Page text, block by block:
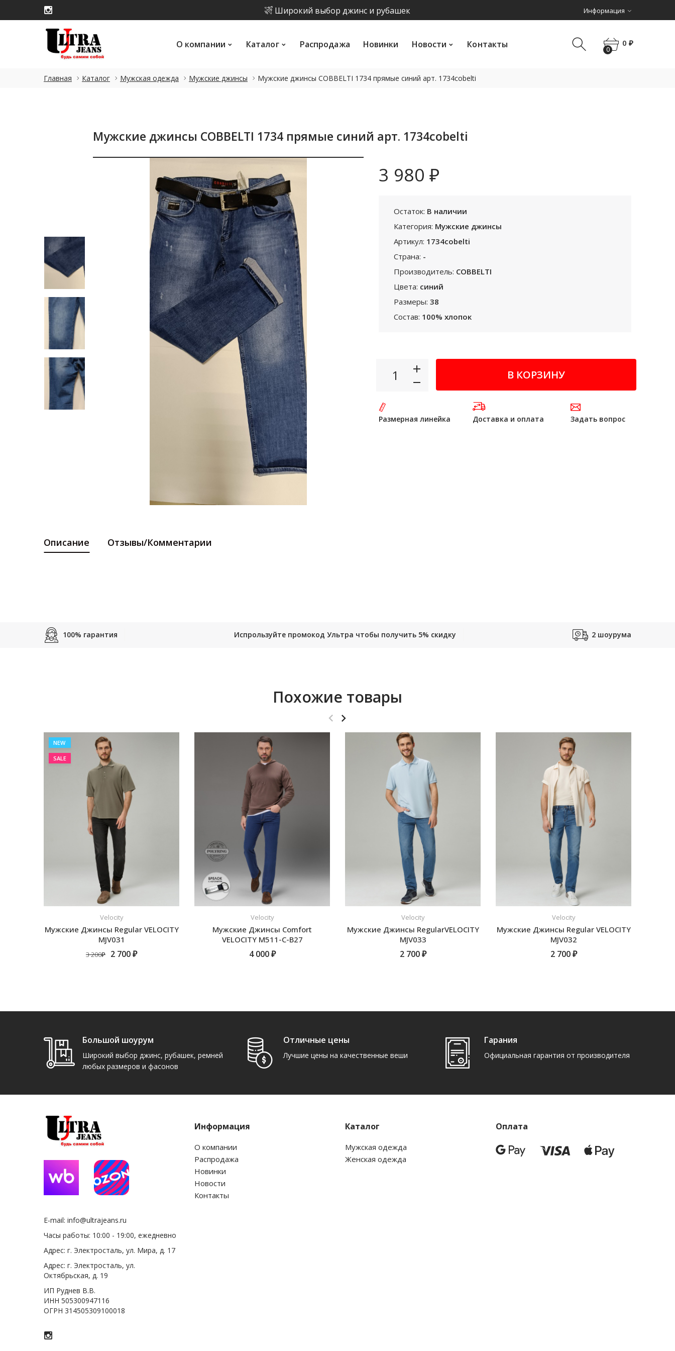
О компании Каталог Распродажа Новинки Новости Контакты
Широкий выбор джинс и рубашек
Скидка на летнюю коллекцию до 15%
Широкий выбор джинс и рубашек
Информация
О компании Каталог Распродажа Новинки Новости Контакты 0
0 ₽
Главная Каталог Мужская одежда Мужские джинсы Мужские джинсы COBBELTI 1734 прямые синий арт. 1734cobelti
Мужские джинсы COBBELTI 1734 прямые синий арт. 1734cobelti
3 980 ₽
Остаток: В наличии
Категория: Мужские джинсы
Артикул: 1734cobelti
Страна: -
Производитель: COBBELTI
Цвета: синий
Размеры: 38
Состав: 100% хлопок
В КОРЗИНУ
Размерная линейка Доставка и оплата Задать вопрос
Описание Отзывы/Комментарии
100% гарантия Испрользуйте промокод Ультра чтобы получить 5% скидку 2 шоурума
Похожие товары
NEW
SALE
Velocity
Мужские Джинсы Regular VELOCITY
MJV031
3 200₽ 2 700 ₽
Velocity
Мужские Джинсы Comfort
VELOCITY M511-C-B27
4 000 ₽
Velocity
Мужские Джинсы RegularVELOCITY
MJV033
2 700 ₽
Velocity
Мужские Джинсы Regular VELOCITY
MJV032
2 700 ₽
Большой шоурум
Широкий выбор джинс, рубашек, ремней
любых размеров и фасонов
Отличные цены
Лучшие цены на качественные веши
Гарания
Официальная гарантия от производителя
E-mail: info@ultrajeans.ru
Часы работы: 10:00 - 19:00, ежедневно
Адрес: г. Электросталь, ул. Мира, д. 17
Адрес: г. Электросталь, ул.
Октябрьская, д. 19
ИП Руднев В.В.
ИНН 505300947116
ОГРН 314505309100018
Информация
О компании
Распродажа
Новинки
Новости
Контакты
Каталог
Мужская одежда
Женская одежда
Оплата